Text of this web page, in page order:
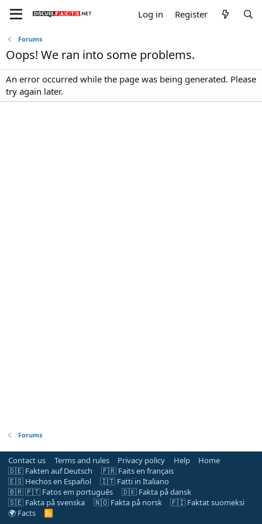
Log in Register
Forums
Oops! We ran into some problems.
An error occurred while the page was being generated. Please
try again later.
Forums
Contact us Terms and rules Privacy policy Help
Home
🇩🇪 Fakten auf Deutsch
🇫🇷 Faits en français
🇪🇸 Hechos en Español
🇮🇹 Fatti in Italiano
🇧🇷 🇵🇹 Fatos em português
🇩🇰 Fakta på dansk
🇸🇪 Fakta på svenska
🇳🇴 Fakta på norsk
🇫🇮 Faktat suomeksi
🌍 Facts
R